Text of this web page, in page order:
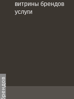
витрины брендов
услуги